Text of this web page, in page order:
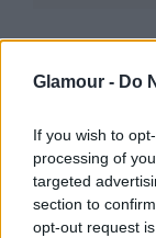
Glamour - Do
If you wish to
processing of
targeted
section to
opt-out request